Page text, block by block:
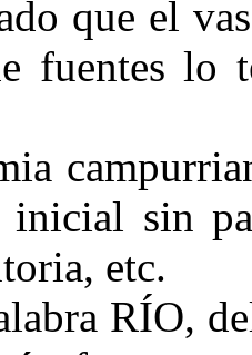
que el
fuentes lo
sin
etc.
RÍO,